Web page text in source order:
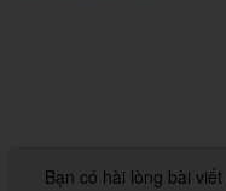
Bạn có hài lòng bài